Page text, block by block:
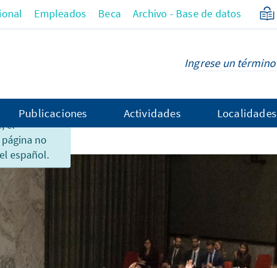
el
no
español.
Empleados Beca Archivo - Base de datos
Publicaciones Actividades Localidades